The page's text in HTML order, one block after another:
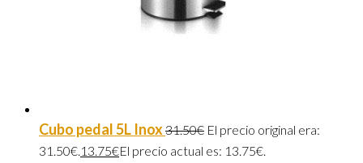
Cubo pedal 5L Inox31.50€ El precio original era:
31.50€.13.75€El precio actual es: 13.75€.